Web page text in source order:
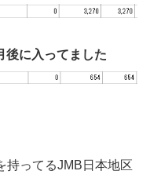
後に入ってました
持ってるJMB日本地区